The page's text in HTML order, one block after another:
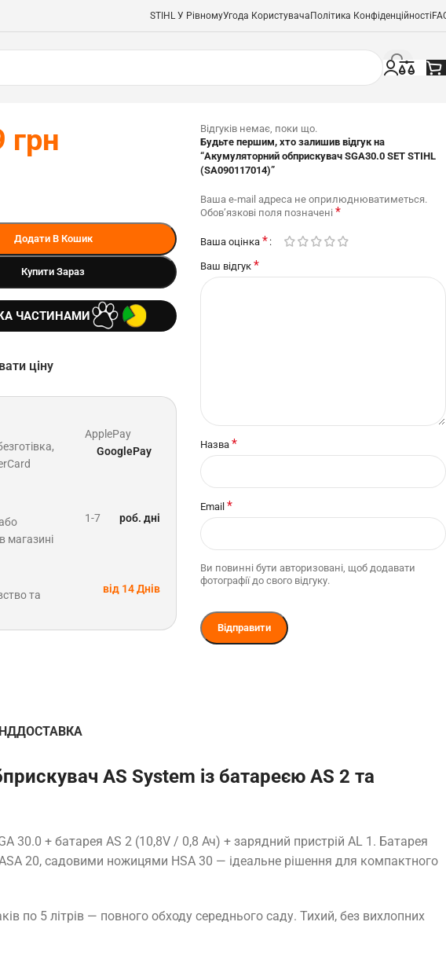
STIHL У РівномуУгода Користувача Політика Конфіденційності
грн
Додати В Кошик
Купити Зараз
ЧАСТИНАМИ
ціну
ApplePay
GooglePay
магазині
1-7 роб. дні
та
від 14 Днів
Відгуків немає, поки що.
Будьте першим, хто залишив відгук на
“Акумуляторний обприскувач SGA30.0 SET STIHL
(SA090117014)”
Ваша e-mail адреса не оприлюднюватиметься.
Обов’язкові поля позначені *
Ваша оцінка *
Ваш відгук *
Назва *
Email *
Ви повинні бути авторизовані, щоб додавати
фотографії до свого відгуку.
ДОСТАВКА
AS System із батареєю AS 2 та
30.0 + батарея AS 2 (10,8V / 0,8 Ач) + зарядний пристрій AL 1. Батарея
20, садовими ножицями HSA 30 — ідеальне рішення для компактного
по 5 літрів — повного обходу середнього саду. Тихий, без вихлопних